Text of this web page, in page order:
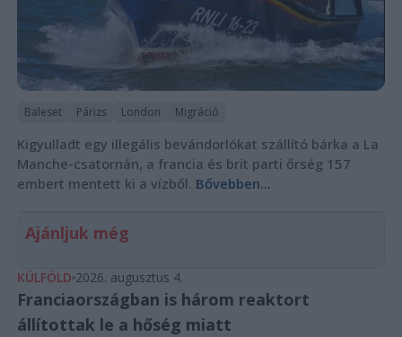
Baleset Párizs London Migráció
Kigyulladt egy illegális bevándorlókat szállító bárka a La
Manche-csatornán, a francia és brit parti őrség 157
embert mentett ki a vízből. Bővebben...
Ajánljuk még
KÜLFÖLD 2026. augusztus 4.
Franciaországban is három reaktort
állítottak le a hőség miatt